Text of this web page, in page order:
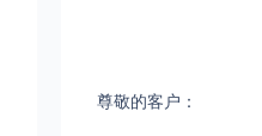
尊敬的客户：